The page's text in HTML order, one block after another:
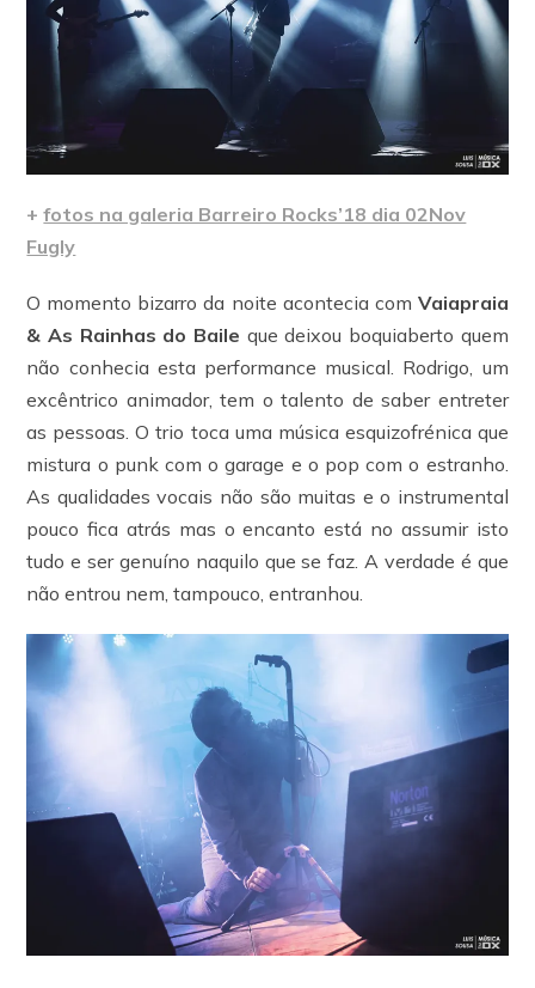
+fotos na galeria Barreiro Rocks’18 dia 02Nov
Fugly
O momento bizarro da noite acontecia com Vaiapraia
& As Rainhas do Baile que deixou boquiaberto quem
não conhecia esta performance musical. Rodrigo, um
excêntrico animador, tem o talento de saber entreter
as pessoas. O trio toca uma música esquizofrénica que
mistura o punk com o garage e o pop com o estranho.
As qualidades vocais não são muitas e o instrumental
pouco fica atrás mas o encanto está no assumir isto
tudo e ser genuíno naquilo que se faz. A verdade é que
não entrou nem, tampouco, entranhou.